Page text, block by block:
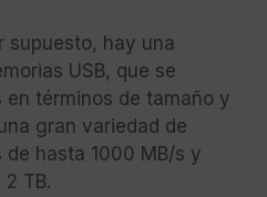
supuesto, hay una
USB, que se
términos de tamaño y
gran variedad de
hasta 1000 MB/s y
TB.